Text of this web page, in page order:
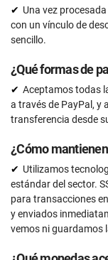
Acceso a
Soporte
Ilimitado
Asistencia
27001
Revisión de
15
Programa
seguridad
50 usuarios
Revisión
Una vez
con un vínculo de
sencillo.
¿Qué formas de
Aceptamos todas
a través de PayPal, y
transferencia desde
¿Cómo
Utilizamos
estándar del sector.
para transacciones
y enviados
vemos ni guardamos